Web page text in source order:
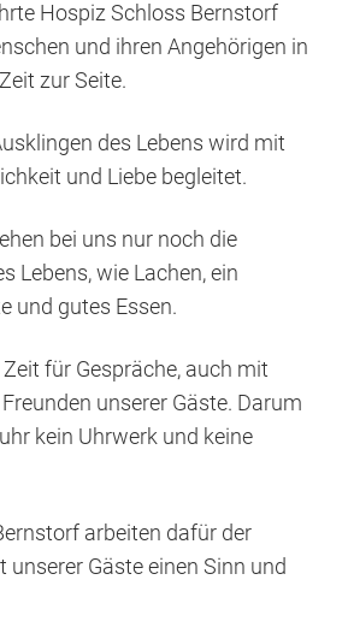
Hospiz Schloss Bernstorf
und ihren Angehörigen in
zur Seite.
des Lebens wird mit
und Liebe begleitet.
bei uns nur noch die
Lebens, wie Lachen, ein
und gutes Essen.
für Gespräche, auch mit
unserer Gäste. Darum
kein Uhrwerk und keine
arbeiten dafür der
unserer Gäste einen Sinn und